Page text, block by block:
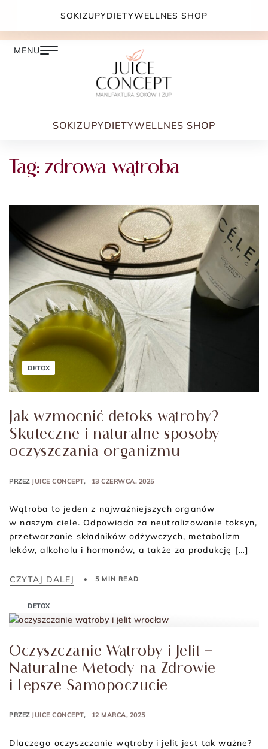
DARMOWA DOSTAWA PRZY ZAMÓWIENIU JUŻ OD
SOKIZUPYDIETYWELLNES SHOP
Tag: zdrowa wątroba
DETOX
Jak wzmocnić detoks wątroby?
Skuteczne i naturalne sposoby
oczyszczania organizmu
PRZEZ JUICE CONCEPT 13 CZERWCA, 2025
Wątroba to jeden z najważniejszych organów
w naszym ciele. Odpowiada za neutralizowanie toksyn,
przetwarzanie składników odżywczych, metabolizm
leków, alkoholu i hormonów, a także za produkcję […]
CZYTAJ DALEJ 5 MIN READ
DETOX
Oczyszczanie Wątroby i Jelit –
Naturalne Metody na Zdrowie
i Lepsze Samopoczucie
PRZEZ JUICE CONCEPT 12 MARCA, 2025
Dlaczego oczyszczanie wątroby i jelit jest tak ważne?
SOKIZUPYDIETYWELLNES SHOP